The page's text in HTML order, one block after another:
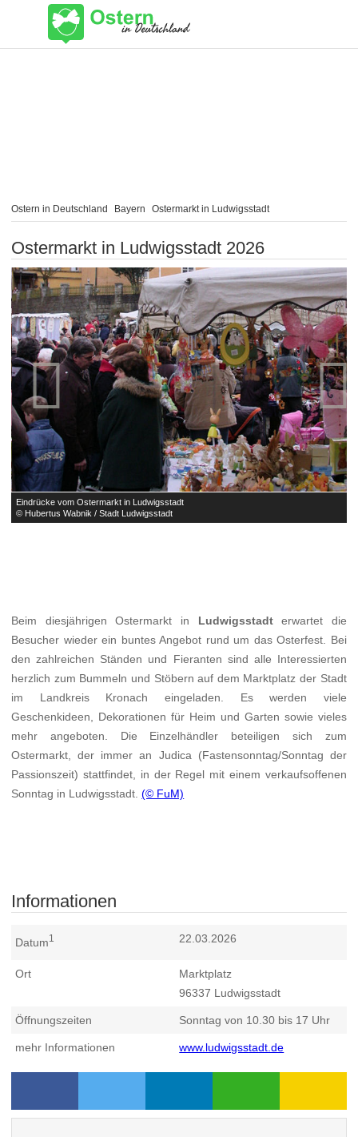
Ostern in Deutschland Bayern Ostermarkt in Ludwigsstadt
Ostermarkt in Ludwigsstadt 2026
Eindrücke vom Ostermarkt in Ludwigsstadt
© Hubertus Wabnik / Stadt Ludwigsstadt
 
Beim diesjährigen Ostermarkt in Ludwigsstadterwartet die
Besucher wieder ein buntes Angebot rund um das Osterfest. Bei
den zahlreichen Ständen und Fieranten sind alle Interessierten
herzlich zum Bummeln und Stöbern auf dem Marktplatz der Stadt
im Landkreis Kronach eingeladen. Es werden viele
Geschenkideen, Dekorationen für Heim und Garten sowie vieles
mehr angeboten. Die Einzelhändler beteiligen sich zum
Ostermarkt, der immer an Judica (Fastensonntag/Sonntag der
Passionszeit) stattfindet, in der Regel mit einem verkaufsoffenen
Sonntag in Ludwigsstadt.(© FuM)
Informationen
Datum1 22.03.2026
Ort
Marktplatz
96337 Ludwigsstadt
Öffnungszeiten Sonntag von 10.30 bis 17 Uhr
mehr Informationen www.ludwigsstadt.de